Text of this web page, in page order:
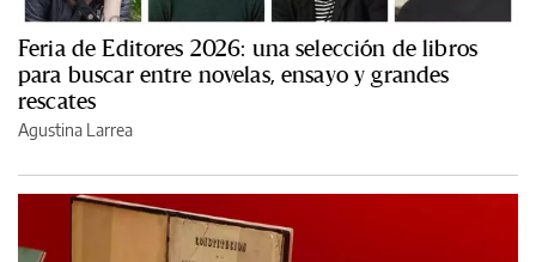
Feria de Editores 2026: una selección de libros
para buscar entre novelas, ensayo y grandes
rescates
Agustina Larrea